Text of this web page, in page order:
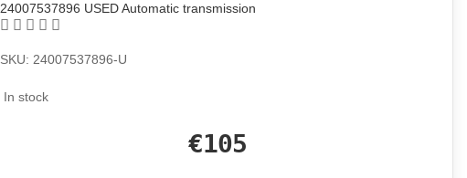
24007537896 USED Automatic transmission
SKU: 24007537896-U
In stock
€105